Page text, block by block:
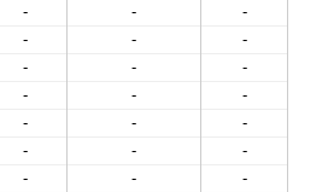
- -
-
- -
-
- -
-
- -
-
- -
-
- -
-
- -
-